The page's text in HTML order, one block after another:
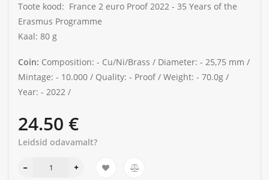
Toote kood: France 2 euro Proof 2022 - 35 Years of the
Erasmus Programme
Kaal: 80 g
Coin: Composition: - Cu/Ni/Brass / Diameter: - 25,75 mm /
Mintage: - 10.000 / Quality: - Proof / Weight: - 70.0g /
Year: - 2022 /
24.50 €
Leidsid odavamalt?